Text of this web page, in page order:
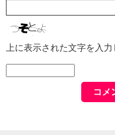
上に表示された文字を入力